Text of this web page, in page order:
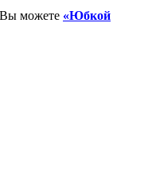
Вы можете «Юбкой